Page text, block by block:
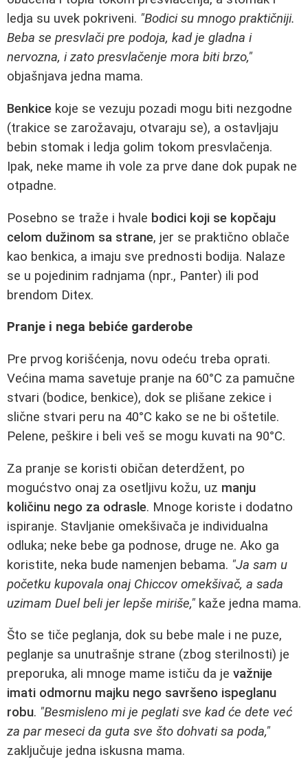
ledja su uvek pokriveni. "Bodici su mnogo praktičniji.
Beba se presvlači pre podoja, kad je gladna i
nervozna, i zato presvlačenje mora biti brzo,"
objašnjava jedna mama.
Benkice koje se vezuju pozadi mogu biti nezgodne
(trakice se zarožavaju, otvaraju se), a ostavljaju
bebin stomak i ledja golim tokom presvlačenja.
Ipak, neke mame ih vole za prve dane dok pupak ne
otpadne.
Posebno se traže i hvale bodici koji se kopčaju
celom dužinom sa strane, jer se praktično oblače
kao benkica, a imaju sve prednosti bodija. Nalaze
se u pojedinim radnjama (npr., Panter) ili pod
brendom Ditex.
Pranje i nega bebiće garderobe
Pre prvog korišćenja, novu odeću treba oprati.
Većina mama savetuje pranje na 60°C za pamučne
stvari (bodice, benkice), dok se plišane zekice i
slične stvari peru na 40°C kako se ne bi oštetile.
Pelene, peškire i beli veš se mogu kuvati na 90°C.
Za pranje se koristi običan deterdžent, po
mogućstvo onaj za osetljivu kožu, uz manju
količinu nego za odrasle. Mnoge koriste i dodatno
ispiranje. Stavljanie omekšivača je individualna
odluka; neke bebe ga podnose, druge ne. Ako ga
koristite, neka bude namenjen bebama. "Ja sam u
početku kupovala onaj Chiccov omekšivač, a sada
uzimam Duel beli jer lepše miriše," kaže jedna mama.
Što se tiče peglanja, dok su bebe male i ne puze,
peglanje sa unutrašnje strane (zbog sterilnosti) je
preporuka, ali mnoge mame ističu da je važnije
imati odmornu majku nego savršeno ispeglanu
robu. "Besmisleno mi je peglati sve kad će dete već
za par meseci da guta sve što dohvati sa poda,"
zaključuje jedna iskusna mama.